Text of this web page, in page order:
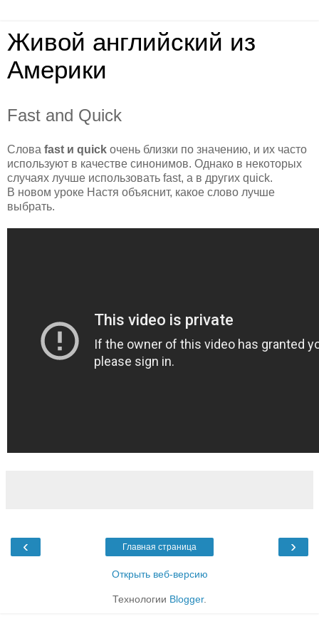
Живой английский из
Америки
Fast and Quick
Слова fast и quick очень близки по значению, и их часто
используют в качестве синонимов. Однако в некоторых
случаях лучше использовать fast, а в других quick.
В новом уроке Настя объяснит, какое слово лучше
выбрать.
‹ ›
Главная страница
Открыть веб-версию
Технологии Blogger.